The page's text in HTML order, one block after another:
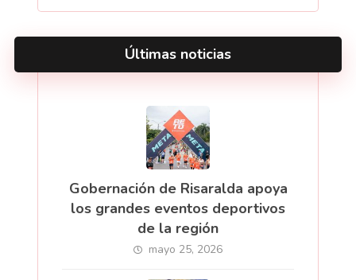
Últimas noticias
Gobernación de Risaralda apoya
los grandes eventos deportivos
de la región
mayo 25, 2026